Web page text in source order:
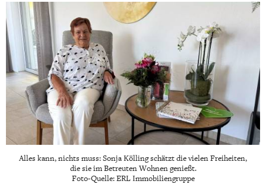
Alles kann, nichts muss: Sonja Kölling schätzt die vielen Freiheiten,
die sie im Betreuten Wohnen genießt.
Foto-Quelle: ERL Immobiliengruppe